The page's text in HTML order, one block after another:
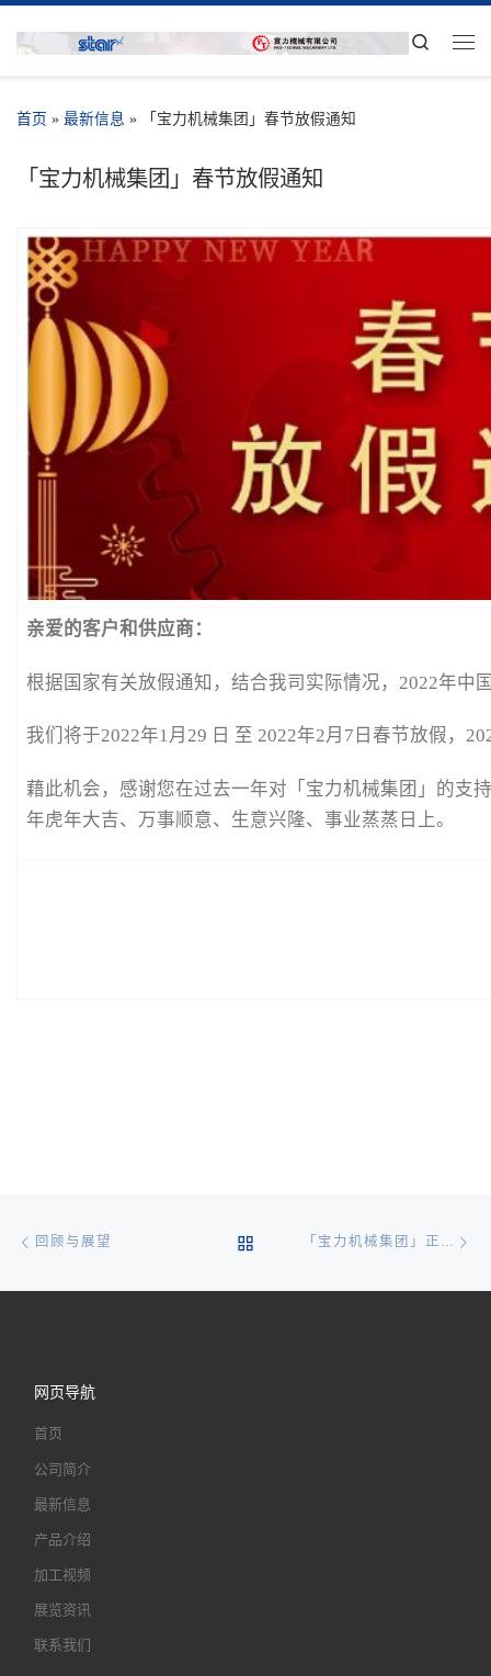
Search
首页 » 最新信息 » 「宝力机械集团」春节放假通知
「宝力机械集团」春节放假通知
亲爱的客户和供应商：
根据国家有关放假通知，结合我司实际情况，2022年中
我们将于2022年1月29 日 至 2022年2月7日春节放假，
藉此机会，感谢您在过去一年对「宝力机械集团」的支
年虎年大吉、万事顺意、生意兴隆、事业蒸蒸日上。
回顾与展望 BACK TO POST LIST「宝力机械集团」正月初八开工大吉
网页导航
首页
公司简介
最新信息
产品介绍
加工视频
展览资讯
联系我们